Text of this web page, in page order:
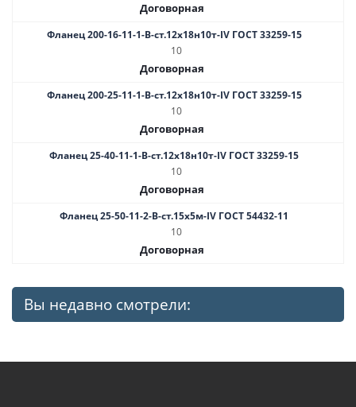
Договорная
Фланец 200-16-11-1-B-ст.12х18н10т-IV ГОСТ 33259-15
10
Договорная
Фланец 200-25-11-1-В-ст.12х18н10т-IV ГОСТ 33259-15
10
Договорная
Фланец 25-40-11-1-B-ст.12х18н10т-IV ГОСТ 33259-15
10
Договорная
Фланец 25-50-11-2-B-ст.15х5м-IV ГОСТ 54432-11
10
Договорная
Вы недавно смотрели: